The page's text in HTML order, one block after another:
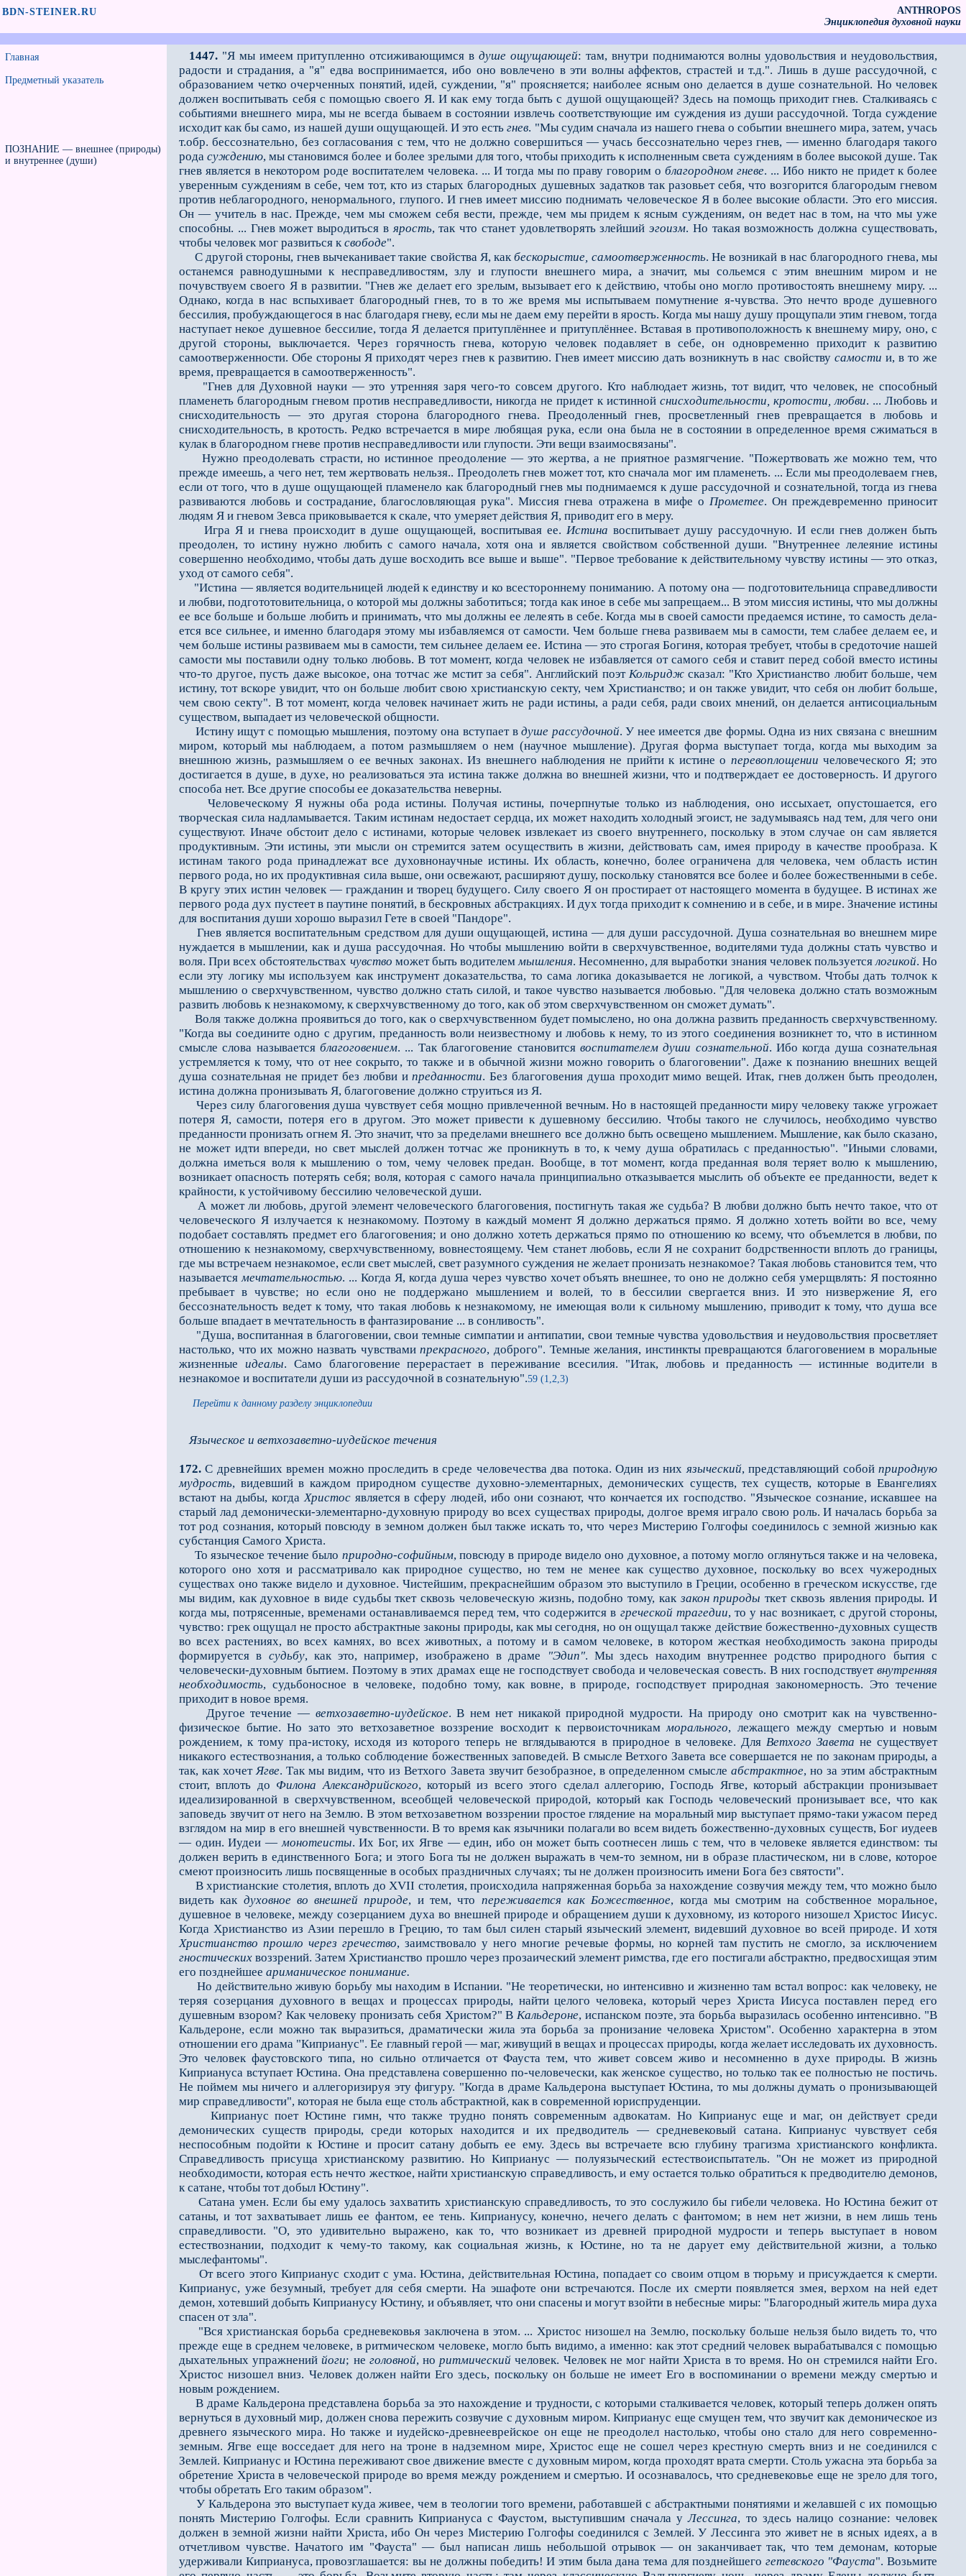
BDN-STEINER.RU
ANTHROPOS
Энциклопедия духовной науки
Главная
Предметный указатель
ПОЗНАНИЕ — внешнее (природы)
и внутреннее (души)
1447. "Я мы имеем притупленно отсиживающимся вдуше ощущающей: там, внутри поднимаются волны удовольствия и неудовольствия,
радости и страдания, а "я" едва воспринимается, ибо оно вовлечено в эти волны аффектов, страстей и т.д.". Лишь в душе рассудочной, с
образованием четко очерченных поня­тий, идей, суждении, "я" проясняется; наиболее ясным оно делается в душе сознательной. Но человек
должен воспитывать себя с помощью своего Я. И как ему тогда быть с душой ощущающей? Здесь на по­мощь приходит гнев. Сталкиваясь с
событиями внешнего мира, мы не всегда бываем в состоянии извлечь соответствующие им суждения из души рассудочной. Тогда суждение
исходит как бы само, из нашей души ощущающей. И это естьгнев. "Мы судим сначала из нашего гнева о событии внешнего мира, затем, учась
т.обр. бессознательно, без согласования с тем, что не должно совершиться — учась бессознательно че­рез гнев, — именно благодаря такого
родасуждению, мы становимся более и более зрелыми для того, чтобы приходить к исполненным света суждениям в более высокой душе. Так
гнев является в некотором роде воспитателем человека. ... И тогда мы по праву говорим облагородном гневе. ... Ибо никто не придет к более
уверенным суждениям в себе, чем тот, кто из старых благородных душевных задатков так разовьет себя, что возгорится благородым гневом
против неблагородного, ненормального, глупого. И гнев имеет миссию поднимать человеческое Я в более высокие области. Это его миссия.
Он — учитель в нас. Преж­де, чем мы сможем себя вести, прежде, чем мы придем к ясным суждениям, он ведет нас в том, на что мы уже
способны. ... Гнев может выродиться вярость, так что станет удовлетворять злейшийэгоизм. Но такая возможность должна существовать,
чтобы человек мог развиться ксвободе".
С другой стороны, гнев вычеканивает такие свойства Я, какбескорыстие, самоотверженность. Не возникай в нас благородного гнева, мы
останемся равнодушными к несправедливостям, злу и глупости внешнего мира, а значит, мы сольемся с этим внешним миром и не
почувствуем своего Я в развитии. "Гнев же делает его зрелым, вызывает его к действию, чтобы оно могло противостоять внешнему миру. ...
Однако, когда в нас вспыхивает благородный гнев, то в то же время мы испытываем помутнение я-чувства. Это нечто вроде душевного
бессилия, пробуждающегося в нас благодаря гневу, если мы не даем ему пе­рейти в ярость. Когда мы нашу душу прощупали этим гневом, тогда
наступает некое душевное бессилие, тогда Я делается притуплённее и притуплённее. Вставая в противоположность к внешнему миру, оно, с
другой стороны, выключается. Через горячность гнева, которую человек подавляет в себе, он одновремен­но приходит к развитию
самоотверженности. Обе стороны Я приходят через гнев к развитию. Гнев имеет миссию дать возникнуть в нас свойству самости и, в то же
время, превращается в самоотверженность".
"Гнев для Духовной науки — это утренняя заря чего-то совсем другого. Кто наблюдает жизнь, тот ви­дит, что человек, не способный
пламенеть благородным гневом против несправедливости, никогда не при­дет к истинной снисходительности, кротости, любви. ... Любовь и
снисходительность — это другая сто­рона благородного гнева. Преодоленный гнев, просветленный гнев превращается в любовь и
снисходитель­ность, в кротость. Редко встречается в мире любящая рука, если она была не в состоянии в определен­ное время сжиматься в
кулак в благородном гневе против несправедливости или глупости. Эти вещи взаимосвязаны".
Нужно преодолевать страсти, но истинное преодоление — это жертва, а не приятное размягчение. "По­жертвовать же можно тем, что
прежде имеешь, а чего нет, тем жертвовать нельзя.. Преодолеть гнев может тот, кто сначала мог им пламенеть. ... Если мы преодолеваем гнев,
если от того, что в душе ощущаю­щей пламенело как благородный гнев мы поднимаемся к душе рассудочной и сознательной, тогда из гне­ва
развиваются любовь и сострадание, благословляющая рука". Миссия гнева отражена в мифе о Прометее. Он преждевременно приносит
людям Я и гневом Зевса приковывается к скале, что умеряет действия Я, приводит его в меру.
Игра Я и гнева происходит в душе ощущающей, воспитывая ее. Истина воспитывает душу рассудочную. И если гнев должен быть
преодолен, то истину нужно любить с самого начала, хотя она и является свойством собственной души. "Внутреннее лелеяние истины
совершенно необходимо, чтобы дать душе восхо­дить все выше и выше". "Первое требование к действительному чувству истины — это отказ,
уход от само­го себя".
"Истина — является водительницей людей к единству и ко всестороннему пониманию. А потому она — подготовительница справедливости
и любви, подгототовительница, о которой мы должны заботиться; тогда как иное в себе мы запрещаем... В этом миссия истины, что мы должны
ее все больше и больше любить и при­нимать, что мы должны ее лелеять в себе. Когда мы в своей самости предаемся истине, то самость дела­
ется все сильнее, и именно благодаря этому мы избавляемся от самости. Чем больше гнева развиваем мы в самости, тем слабее делаем ее, и
чем больше истины развиваем мы в самости, тем сильнее делаем ее. Истина — это строгая Богиня, которая требует, чтобы в средоточие нашей
самости мы поставили одну только любовь. В тот момент, когда человек не избавляется от самого себя и ставит перед собой вместо истины
что-то другое, пусть даже высокое, она тотчас же мстит за себя". Английский поэт Кольриджсказал: "Кто Христианство любит больше, чем
истину, тот вскоре увидит, что он больше любит свою христианскую секту, чем Христианство; и он также увидит, что себя он любит больше,
чем свою секту". В тот момент, когда человек начинает жить не ради истины, а ради себя, ради своих мнений, он делается антисоциальным
существом, выпадает из человеческой общности.
Истину ищут с помощью мышления, поэтому она вступает вдуше рассудочной. У нее имеется две формы. Одна из них связана с внешним
миром, который мы наблюдаем, а потом размышляем о нем (научное мышле­ние). Другая форма выступает тогда, когда мы выходим за
внешнюю жизнь, размышляем о ее вечных законах. Из внешнего наблюдения не прийти к истине о перевоплощении человеческого Я; это
достигается в душе, в духе, но реализоваться эта истина также должна во внешней жизни, что и подтверждает ее до­стоверность. И другого
способа нет. Все другие способы ее доказательства неверны.
Человеческому Я нужны оба рода истины. Получая истины, почерпнутые только из наблюдения, оно ис­сыхает, опустошается, его
творческая сила надламывается. Таким истинам недостает сердца, их может находить холодный эгоист, не задумываясь над тем, для чего они
существуют. Иначе обстоит дело с исти­нами, которые человек извлекает из своего внутреннего, поскольку в этом случае он сам является
проду­ктивным. Эти истины, эти мысли он стремится затем осуществить в жизни, действовать сам, имея природу в качестве прообраза. К
истинам такого рода принадлежат все духовнонаучные истины. Их область, конеч­но, более ограничена для человека, чем область истин
первого рода, но их продуктивная сила выше, они освежают, расширяют душу, поскольку становятся все более и более божественными в себе.
В кругу этих истин человек — гражданин и творец будущего. Силу своего Я он простирает от настоящего момента в будущее. В истинах же
первого рода дух пустеет в паутине понятий, в бескровных абстракциях. И дух то­гда приходит к сомнению и в себе, и в мире. Значение истины
для воспитания души хорошо выразил Гете в своей "Пандоре".
Гнев является воспитательным средством для души ощущающей, истина — для души рассудочной. Душа сознательная во внешнем мире
нуждается в мышлении, как и душа рассудочная. Но чтобы мышлению войти в сверхчувственное, водителями туда должны стать чувство и
воля. При всех обстоятельствах чувство может быть водителеммышления. Несомненно, для выработки знания человек пользуетсялогикой. Но
если эту ло­гику мы используем как инструмент доказательства, то сама логика доказывается не логикой, а чувством. Чтобы дать толчок к
мышлению о сверхчувственном, чувство должно стать силой, и такое чувство называ­ется любовью. "Для человека должно стать возможным
развить любовь к незнакомому, к сверхчувственному до того, как об этом сверхчувственном он сможет думать".
Воля также должна проявиться до того, как о сверхчувственном будет помыслено, но она должна раз­вить преданность сверхчувственному.
"Когда вы соедините одно с другим, преданность воли неизвест­ному и любовь к нему, то из этого соединения возникнет то, что в истинном
смысле слова называетсяблагоговением. ... Так благоговение становится воспитателем души сознательной. Ибо когда душа созна­тельная
устремляется к тому, что от нее сокрыто, то также и в обычной жизни можно говорить о благого­вении". Даже к познанию внешних вещей
душа сознательная не придет без любви ипреданности. Без благо­говения душа проходит мимо вещей. Итак, гнев должен быть преодолен,
истина должна пронизывать Я, благоговение должно струиться из Я.
Через силу благоговения душа чувствует себя мощно привлеченной вечным. Но в настоящей преданности миру человеку также угрожает
потеря Я, самости, потеря его в другом. Это может привести к душевному бессилию. Чтобы такого не случилось, необходимо чувство
преданности пронизать огнем Я. Это значит, что за пределами внешнего все должно быть освещено мышлением. Мышление, как было сказано,
не может идти впереди, но свет мыслей должен тотчас же проникнуть в то, к чему душа обратилась с преданностью". "Иными словами,
должна иметься воля к мышлению о том, чему человек предан. Вообще, в тот момент, ког­да преданная воля теряет волю к мышлению,
возникает опасность потерять себя; воля, которая с самого начала принципиально отказывается мыслить об объекте ее преданности, ведет к
крайности, к устойчивому бессилию человеческой души.
А может ли любовь, другой элемент человеческого благоговения, постигнуть такая же судьба? В любви должно быть нечто такое, что от
человеческого Я излучается к незнакомому. Поэтому в каждый момент Я должно держаться прямо. Я должно хотеть войти во все, чему
подобает составлять предмет его благоговения; и оно должно хотеть держаться прямо по отношению ко всему, что объемлется в любви, по
отношению к незнакомому, сверхчувственному, вовнестоящему. Чем станет любовь, если Я не сохранит бодрственности вплоть до границы,
где мы встречаем незнакомое, если свет мыслей, свет разумного сужде­ния не желает пронизать незнакомое? Такая любовь становится тем, что
называетсямечтательностью. ... Когда Я, когда душа через чувство хочет объять внешнее, то оно не должно себя умерщвлять: Я посто­янно
пребывает в чувстве; но если оно не поддержано мышлением и волей, то в бессилии свергается вниз. И это низвержение Я, его
бессознательность ведет к тому, что такая любовь к незнакомому, не имеющая воли к сильному мышлению, приводит к тому, что душа все
больше впадает в мечтательность в фантазирование ... в сонливость".
"Душа, воспитанная в благоговении, свои темные симпатии и антипатии, свои темные чувства удоволь­ствия и неудовольствия просветляет
настолько, что их можно назвать чувствамипрекрасного, доброго". Темные желания, инстинкты превращаются благоговением в моральные
жизненные идеалы. Само благоговение перерастает в переживание всесилия. "Итак, любовь и преданность — истинные водители в
незнакомое и воспитатели души из рассудочной в сознательную".59 (1,2,3)
Перейти к данному разделу энциклопедии
Языческое и ветхозаветно-иудейское течения
172. С древнейших времeн можно проследить в среде человечества два потока. Один из нихязыческий, представляющий собойприродную
мудрость, видевший в каждом природном существе духовно-элементарных, демонических существ, тех существ, которые в Евангелиях
встают на дыбы, когдаХристос является в сферу людей, ибо они сознают, что кончается их господство. "Языческое сознание, искавшее на
старый лад демонически-элементарно-духовную природу во всех существах природы, долгое время играло свою роль. И началась борьба за
тот род сознания, который повсюду в земном должен был также искать то, что через Мистерию Голгофы соединилось с земной жизнью как
субстанция Самого Христа.
То языческое течение было природно-софийным, повсюду в природе видело оно духовное, а потому могло оглянуться также и на человека,
которого оно хотя и рассматривало как природное существо, но тем не менее как существо духовное, поскольку во всех чужеродных
существах оно также видело и духовное. Чистейшим, прекраснейшим образом это выступило в Греции, особенно в греческом искусстве, где
мы видим, как духовное в виде судьбы ткет сквозь человеческую жизнь, подобно тому, как закон природы ткет сквозь явления природы. И
когда мы, потрясeнные, временами останавливаемся перед тем, что содержится в греческой трагедии, то у нас возникает, с другой стороны,
чувство: грек ощущал не просто абстрактные законы природы, как мы сегодня, но он ощущал также действие божественно-духовных существ
во всех растениях, во всех камнях, во всех животных, а потому и в самом человеке, в котором жeсткая необходимость закона природы
формируется в судьбу, как это, например, изображено в драме "Эдип". Мы здесь находим внутреннее родство природного бытия с
человечески-духовным бытием. Поэтому в этих драмах ещe не господствует свобода и человеческая совесть. В них господствует внутренняя
необходимость, судьбоносное в человеке, подобно тому, как вовне, в природе, господствует природная закономерность. Это течение
приходит в новое время.
Другое течение — ветхозаветно-иудейское. В нeм нет никакой природной мудрости. На природу оно смотрит как на чувственно-
физическое бытие. Но зато это ветхозаветное воззрение восходит к первоисточникамморального, лежащего между смертью и новым
рождением, к тому пра-истоку, исходя из которого теперь не вглядываются в природное в человеке. Для Ветхого Завета не существует
никакого естествознания, а только соблюдение божественных заповедей. В смысле Ветхого Завета всe совершается не по законам природы, а
так, как хочетЯгве. Так мы видим, что из Ветхого Завета звучит безобразное, в определeнном смысле абстрактное, но за этим абстрактным
стоит, вплоть до Филона Александрийского, который из всего этого сделал аллегорию, Господь Ягве, который абстракции пронизывает
идеализированной в сверхчувственном, всеобщей человеческой природой, который как Господь человеческий пронизывает всe, что как
заповедь звучит от него на Землю. В этом ветхозаветном воззрении простое глядение на моральный мир выступает прямо-таки ужасом перед
взглядом на мир в его внешней чувственности. В то время как язычники полагали во всeм видеть божественно-духовных существ, Бог иудеев
— один. Иудеи —монотеисты. Их Бог, их Ягве — един, ибо он может быть соотнесeн лишь с тем, что в человеке является единством: ты
должен верить в единственного Бога; и этого Бога ты не должен выражать в чeм-то земном, ни в образе пластическом, ни в слове, которое
смеют произносить лишь посвященные в особых праздничных случаях; ты не должен произносить имени Бога без святости".
В христианские столетия, вплоть до XVII столетия, происходила напряжeнная борьба за нахождение созвучия между тем, что можно было
видеть как духовное во внешней природе, и тем, что переживается как Божественное, когда мы смотрим на собственное моральное,
душевное в человеке, между созерцанием духа во внешней природе и обращением души к духовному, из которого низошeл Христос Иисус.
Когда Христианство из Азии перешло в Грецию, то там был силeн старый языческий элемент, видевший духовное во всей природе. И хотя
Христианство прошло через гречество, заимствовало у него многие речевые формы, но корней там пустить не смогло, за исключением
гностическихвоззрений. Затем Христианство прошло через прозаический элемент римства, где его постигали абстрактно, предвосхищая этим
его позднейшее ариманическое понимание.
Но действительно живую борьбу мы находим в Испании. "Не теоретически, но интенсивно и жизненно там встал вопрос: как человеку, не
теряя созерцания духовного в вещах и процессах природы, найти целого человека, который через Христа Иисуса поставлен перед его
душевным взором? Как человеку пронизать себя Христом?" В Кальдероне, испанском поэте, эта борьба выразилась особенно интенсивно. "В
Кальдероне, если можно так выразиться, драматически жила эта борьба за пронизание человека Христом". Особенно характерна в этом
отношении его драма "Киприанус". Еe главный герой — маг, живущий в вещах и процессах природы, когда желает исследовать их духовность.
Это человек фаустовского типа, но сильно отличается от Фауста тем, что живeт совсем живо и несомненно в духе природы. В жизнь
Киприануса вступает Юстина. Она представлена совершенно по-человечески, как женское существо, но только так еe полностью не постичь.
Не поймeм мы ничего и аллегоризируя эту фигуру. "Когда в драме Кальдерона выступает Юстина, то мы должны думать о пронизывающей
мир справедливости", которая не была ещe столь абстрактной, как в современной юриспруденции.
Киприанус поeт Юстине гимн, что также трудно понять современным адвокатам. Но Киприанус ещe и маг, он действует среди
демонических существ природы, среди которых находится и их предводитель — средневековый сатана. Киприанус чувствует себя
неспособным подойти к Юстине и просит сатану добыть еe ему. Здесь вы встречаете всю глубину трагизма христианского конфликта.
Справедливость присуща христианскому развитию. Но Киприанус — полуязыческий естествоиспытатель. "Он не может из природной
необходимости, которая есть нечто жeсткое, найти христианскую справедливость, и ему остаeтся только обратиться к предводителю демонов,
к сатане, чтобы тот добыл Юстину".
Сатана умен. Если бы ему удалось захватить христианскую справедливость, то это сослужило бы гибели человека. Но Юстина бежит от
сатаны, и тот захватывает лишь еe фантом, еe тень. Киприанусу, конечно, нечего делать с фантомом; в нeм нет жизни, в нeм лишь тень
справедливости. "О, это удивительно выражено, как то, что возникает из древней природной мудрости и теперь выступает в новом
естествознании, подходит к чему-то такому, как социальная жизнь, к Юстине, но та не дарует ему действительной жизни, а только
мыслефантомы".
От всего этого Киприанус сходит с ума. Юстина, действительная Юстина, попадает со своим отцом в тюрьму и присуждается к смерти.
Киприанус, уже безумный, требует для себя смерти. На эшафоте они встречаются. После их смерти появляется змея, верхом на ней едет
демон, хотевший добыть Киприанусу Юстину, и объявляет, что они спасены и могут взойти в небесные миры: "Благородный житель мира духа
спасeн от зла".
"Вся христианская борьба средневековья заключена в этом. ... Христос низошeл на Землю, поскольку больше нельзя было видеть то, что
прежде ещe в среднем человеке, в ритмическом человеке, могло быть видимо, а именно: как этот средний человек вырабатывался с помощью
дыхательных упражнениййоги; не головной, норитмический человек. Человек не мог найти Христа в то время. Но он стремился найти Его.
Христос низошeл вниз. Человек должен найти Его здесь, поскольку он больше не имеет Его в воспоминании о времени между смертью и
новым рождением.
В драме Кальдерона представлена борьба за это нахождение и трудности, с которыми сталкивается человек, который теперь должен опять
вернуться в духовный мир, должен снова пережить созвучие с духовным миром. Киприанус ещe смущeн тем, что звучит как демоническое из
древнего языческого мира. Но также и иудейско-древнееврейское он ещe не преодолел настолько, чтобы оно стало для него современно-
земным. Ягве ещe восседает для него на троне в надземном мире, Христос ещe не сошeл через крестную смерть вниз и не соединился с
Землeй. Киприанус и Юстина переживают своe движение вместе с духовным миром, когда проходят врата смерти. Столь ужасна эта борьба за
обретение Христа в человеческой природе во время между рождением и смертью. И осознавалось, что средневековье ещe не зрело для того,
чтобы обретать Его таким образом".
У Кальдерона это выступает куда живее, чем в теологии того времени, работавшей с абстрактными понятиями и желавшей с их помощью
понять Мистерию Голгофы. Если сравнить Киприануса с Фаустом, выступившим сначала уЛессинга, то здесь налицо сознание: человек
должен в земной жизни найти Христа, ибо Он через Мистерию Голгофы соединился с Землeй. У Лессинга это живeт не в ясных идеях, а в
отчeтливом чувстве. Начатого им "Фауста" — был написан лишь небольшой отрывок — он заканчивает так, что тем демонам, которые
удерживали Киприануса, провозглашается: вы не должны победить! И этим была дана тема для позднейшего гeтевского "Фауста". Возьмите